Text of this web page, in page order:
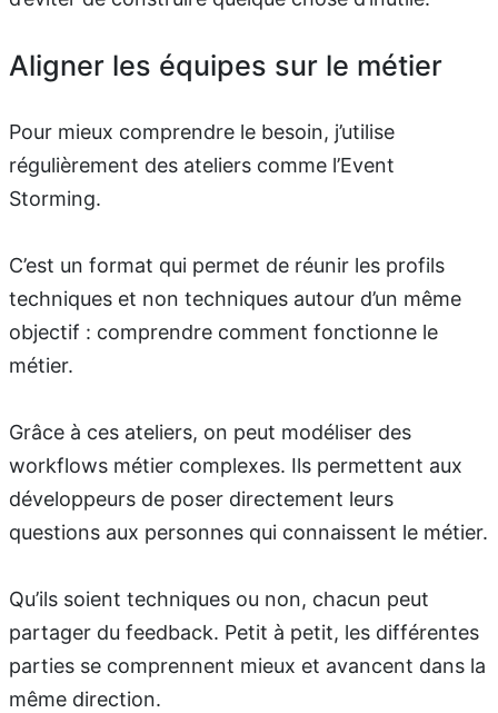
Aligner les équipes sur le métier
Pour mieux comprendre le besoin, j’utilise
régulièrement des ateliers comme l’Event
Storming.
C’est un format qui permet de réunir les profils
techniques et non techniques autour d’un même
objectif : comprendre comment fonctionne le
métier.
Grâce à ces ateliers, on peut modéliser des
workflows métier complexes. Ils permettent aux
développeurs de poser directement leurs
questions aux personnes qui connaissent le métier.
Qu’ils soient techniques ou non, chacun peut
partager du feedback. Petit à petit, les différentes
parties se comprennent mieux et avancent dans la
même direction.